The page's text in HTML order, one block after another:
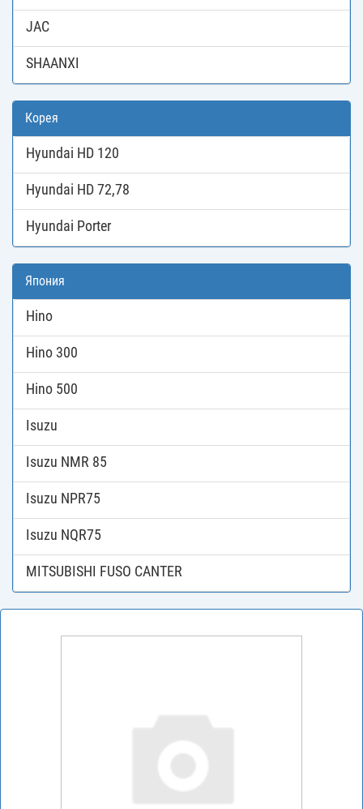
JAC
SHAANXI
Корея
Hyundai HD 120
Hyundai HD 72,78
Hyundai Porter
Япония
Hino
Hino 300
Hino 500
Isuzu
Isuzu NMR 85
Isuzu NPR75
Isuzu NQR75
MITSUBISHI FUSO CANTER